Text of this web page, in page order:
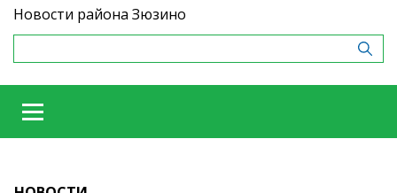
Новости района Зюзино